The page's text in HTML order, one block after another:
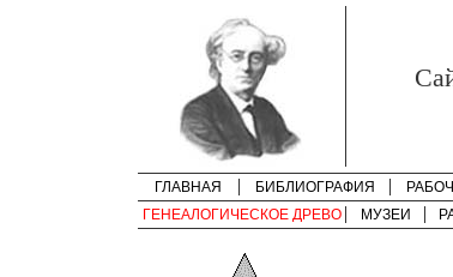
ГЛАВНАЯ БИБЛИОГРАФИЯ
ГЕНЕАЛОГИЧЕСКОЕ ДРЕВО
МУЗЕИ